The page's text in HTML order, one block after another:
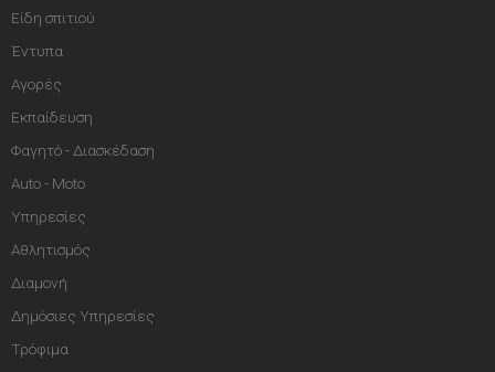
Είδη σπιτιού
Έντυπα
Αγορές
Εκπαίδευση
Φαγητό - Διασκέδαση
Auto - Moto
Υπηρεσίες
Αθλητισμός
Διαμονή
Δημόσιες Υπηρεσίες
Τρόφιμα